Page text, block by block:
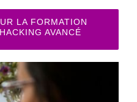
LA FORMATION
AVANCÉ